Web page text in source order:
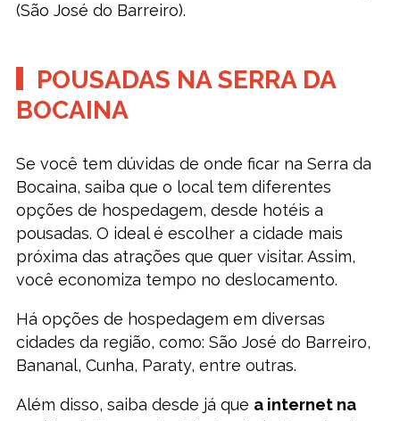
(São José do Barreiro).
POUSADAS NA SERRA DA
BOCAINA
Se você tem dúvidas de onde ficar na Serra da
Bocaina, saiba que o local tem diferentes
opções de hospedagem, desde hotéis a
pousadas. O ideal é escolher a cidade mais
próxima das atrações que quer visitar. Assim,
você economiza tempo no deslocamento.
Há opções de hospedagem em diversas
cidades da região, como: São José do Barreiro,
Bananal, Cunha, Paraty, entre outras.
Além disso, saiba desde já que a internet na